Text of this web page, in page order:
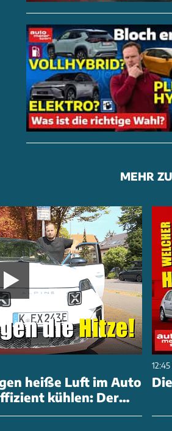
MEHR
heiße Luft im Auto
kühlen: Der